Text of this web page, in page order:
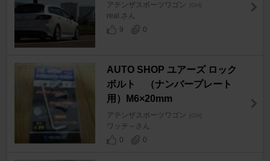
アテンザスポーツワゴン [GH]
real.さん
9
0
AUTO SHOP ユアーズ ロック
ボルト （ナンバープレート
用）M6×20mm
アテンザスポーツワゴン [GH]
ワッチ～さん
0
0